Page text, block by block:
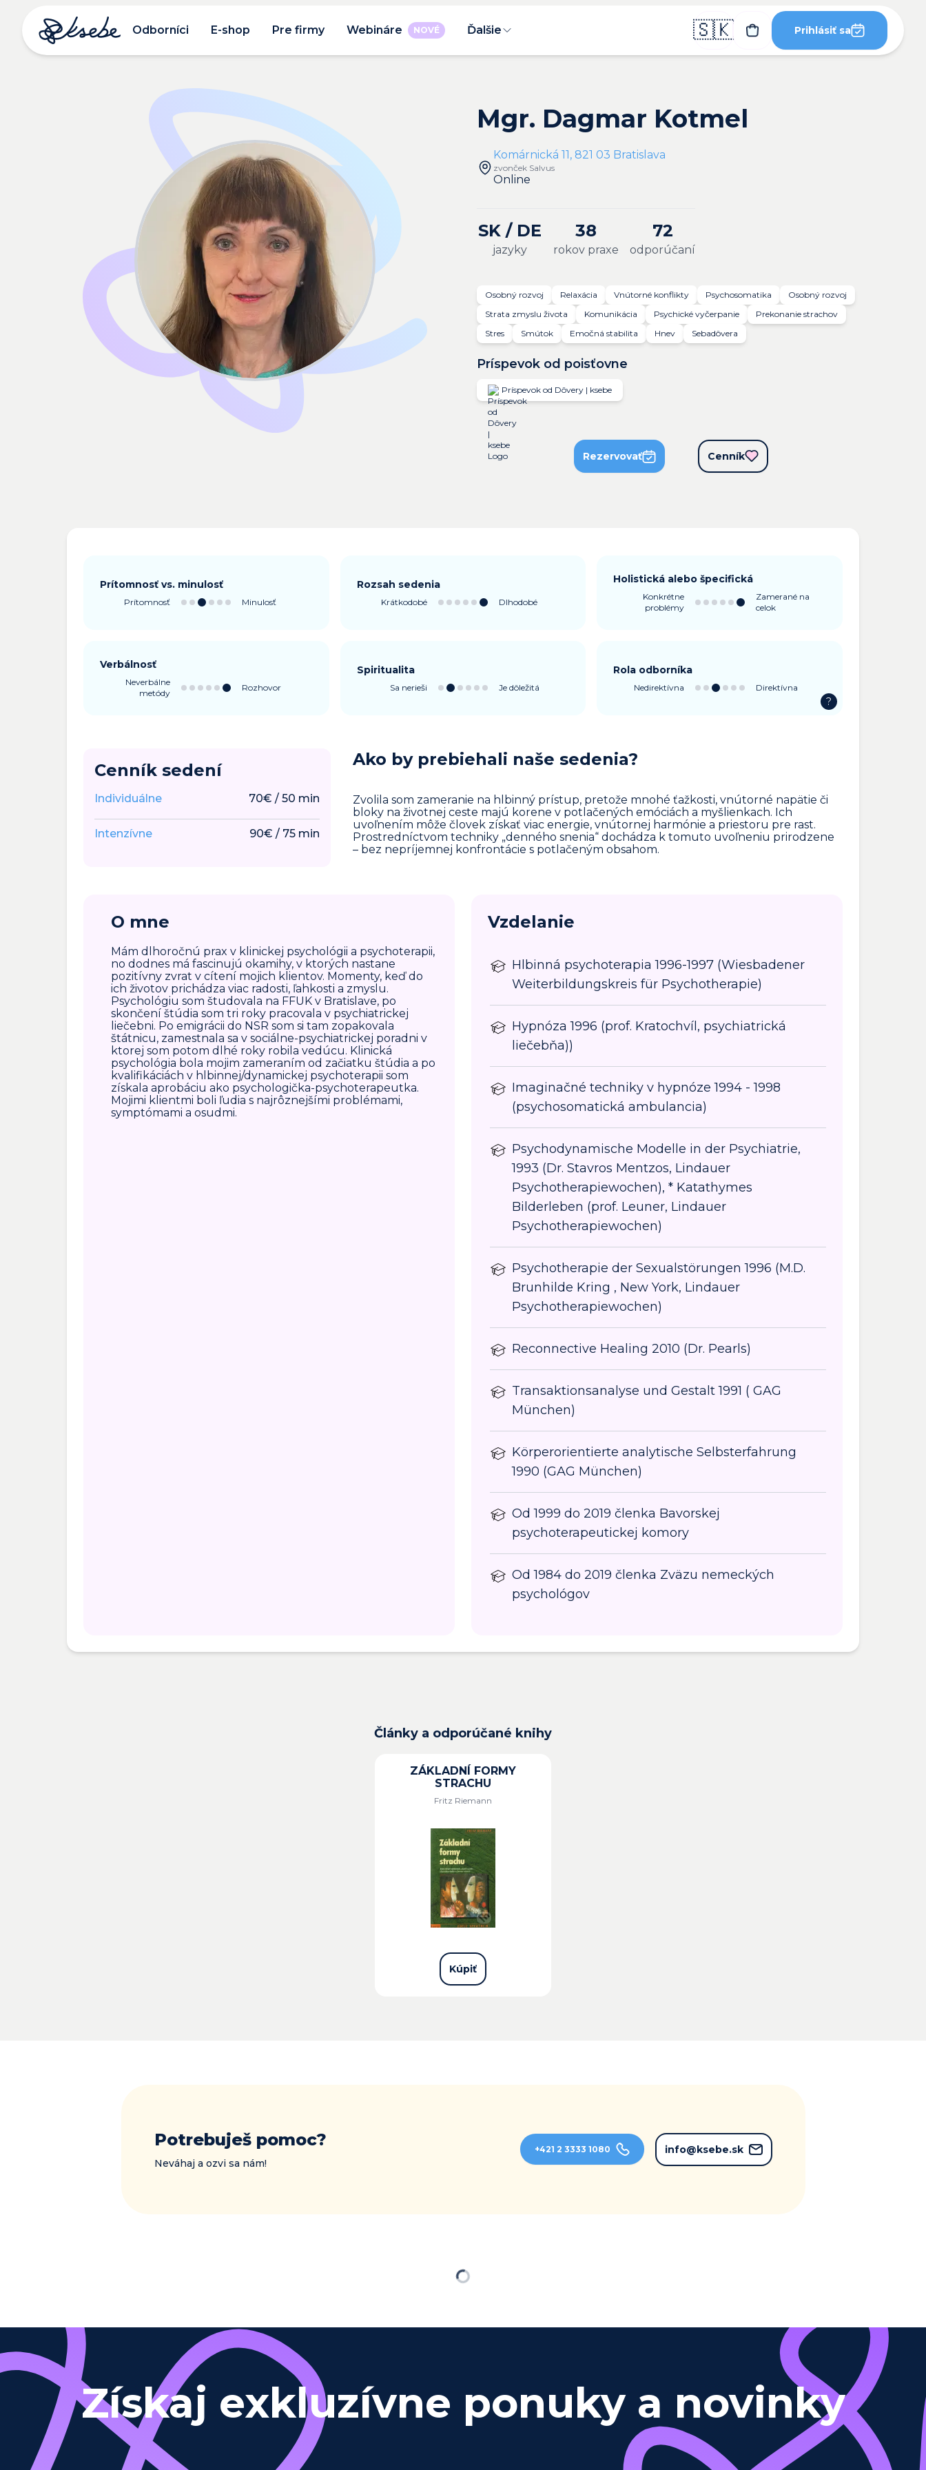
Odborníci E-shop Pre firmy Webináre NOVÉ Ďalšie 🇸🇰 Prihlásiť sa
Mgr. Dagmar Kotmel
Komárnická 11, 821 03 Bratislava
zvonček Salvus
Online
SK / DE
jazyky
38
rokov praxe
72
odporúčaní
Osobný rozvoj Relaxácia Vnútorné konflikty Psychosomatika
Osobný rozvoj
Strata zmyslu života
Komunikácia Psychické vyčerpanie
Prekonanie strachov
Stres
Smútok Emočná stabilita Hnev Sebadôvera
Príspevok od poisťovne
Príspevok od Dôvery | ksebe
Rezervovať Cenník
Prítomnosť vs. minulosť
Prítomnosť Minulosť
Rozsah sedenia
Krátkodobé Dlhodobé
Holistická alebo špecifická
Konkrétne
problémy
Zamerané na
celok
Verbálnosť
Neverbálne
metódy
Rozhovor
Spiritualita
Sa nerieši Je dôležitá
Rola odborníka
Nedirektívna Direktívna
?
Cenník sedení
Individuálne 70€ /50 min
Intenzívne 90€ / 75 min
Ako by prebiehali naše sedenia?
Zvolila som zameranie na hlbinný prístup, pretože mnohé ťažkosti, vnútorné napätie či
bloky na životnej ceste majú korene v potlačených emóciách a myšlienkach. Ich
uvoľnením môže človek získať viac energie, vnútornej harmónie a priestoru pre rast.
Prostredníctvom techniky „denného snenia“ dochádza k tomuto uvoľneniu prirodzene
– bez nepríjemnej konfrontácie s potlačeným obsahom.
O mne
Mám dlhoročnú prax v klinickej psychológii a psychoterapii,
no dodnes má fascinujú okamihy, v ktorých nastane
pozitívny zvrat v cítení mojich klientov. Momenty, keď do
ich životov prichádza viac radosti, ľahkosti a zmyslu.
Psychológiu som študovala na FFUK v Bratislave, po
skončení štúdia som tri roky pracovala v psychiatrickej
liečebni. Po emigrácii do NSR som si tam zopakovala
štátnicu, zamestnala sa v sociálne-psychiatrickej poradni v
ktorej som potom dlhé roky robila vedúcu. Klinická
psychológia bola mojim zameraním od začiatku štúdia a po
kvalifikáciách v hlbinnej/dynamickej psychoterapii som
získala aprobáciu ako psychologička-psychoterapeutka.
Mojimi klientmi boli ľudia s najrôznejšími problémami,
symptómami a osudmi.
Vzdelanie
Hlbinná psychoterapia 1996-1997 (Wiesbadener
Weiterbildungskreis für Psychotherapie)
Hypnóza 1996 (prof. Kratochvíl, psychiatrická
liečebňa))
Imaginačné techniky v hypnóze 1994 - 1998
(psychosomatická ambulancia)
Psychodynamische Modelle in der Psychiatrie,
1993 (Dr. Stavros Mentzos, Lindauer
Psychotherapiewochen), * Katathymes
Bilderleben (prof. Leuner, Lindauer
Psychotherapiewochen)
Psychotherapie der Sexualstörungen 1996 (M.D.
Brunhilde Kring , New York, Lindauer
Psychotherapiewochen)
Reconnective Healing 2010 (Dr. Pearls)
Transaktionsanalyse und Gestalt 1991 ( GAG
München)
Körperorientierte analytische Selbsterfahrung
1990 (GAG München)
Od 1999 do 2019 členka Bavorskej
psychoterapeutickej komory
Od 1984 do 2019 členka Zväzu nemeckých
psychológov
Články a odporúčané knihy
ZÁKLADNÍ FORMY
STRACHU
Fritz Riemann
Kúpiť
Potrebuješ pomoc?
Neváhaj a ozvi sa nám!
+421 2 3333 1080 info@ksebe.sk
Načítavam…
Získaj exkluzívne ponuky a novinky